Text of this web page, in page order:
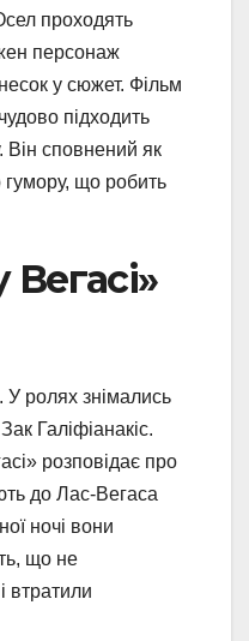
проходять
персонаж
у сюжет. Фільм
підходить
Він сповнений як
гумору, що робить
ролях знімались
Галіфіанакіс.
розповідає про
до Лас-Вегаса
ночі вони
що не
втратили